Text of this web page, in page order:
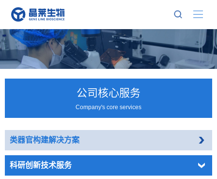
公司核心服务
Company's core services
类器官构建解决方案
科研创新技术服务